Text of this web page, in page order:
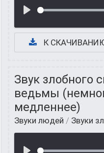
К
Звук злобного
ведьмы
медленнее)
Звуки людей / Звуки